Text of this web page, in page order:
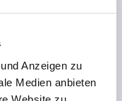
Anzeigen zu
Medien anbieten
Website zu